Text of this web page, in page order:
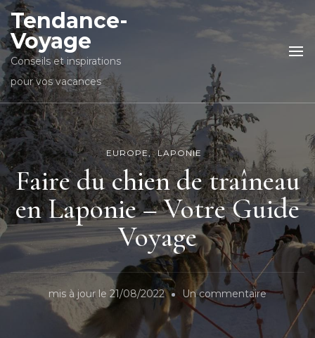
Tendance-
Voyage
Conseils et inspirations
pour vos vacances
EUROPE LAPONIE
Faire du chien de traîneau
en Laponie – Votre Guide
Voyage
mis à jour le 21/08/2022 Un commentairesur